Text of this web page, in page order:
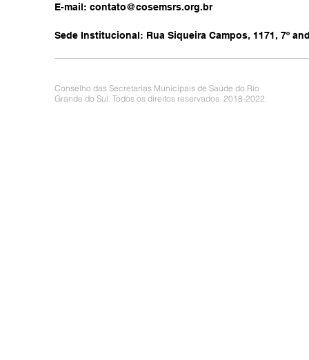
E-mail: contato@cosemsrs.org.br
Sede Institucional: Rua Siqueira Campos, 1171, 7º
Conselho das Secretarias Municipais de Saúde do Rio
Grande do Sul. Todos os direitos reservados. 2018-2022.